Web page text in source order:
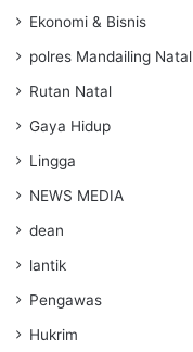
Ekonomi & Bisnis
polres Mandailing Natal
Rutan Natal
Gaya Hidup
Lingga
NEWS MEDIA
dean
lantik
Pengawas
Hukrim